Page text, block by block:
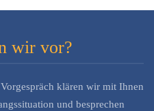
wir vor?
klären wir mit Ihnen
und besprechen